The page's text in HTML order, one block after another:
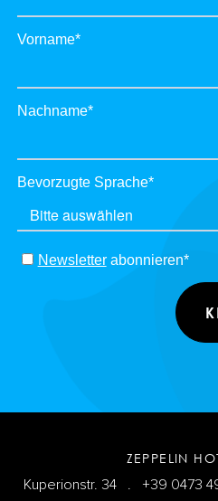
Vorname*
Nachname*
Bevorzugte Sprache*
Newsletterabonnieren*
ZEPPELIN
Kuperionstr. 34 . +39 0473